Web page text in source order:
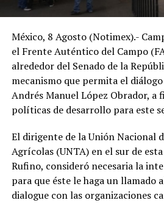
México, 8 Agosto (Notimex).-
el Frente Auténtico del Campo
alrededor del Senado de la
mecanismo que permita el
Andrés Manuel López Obrador, a
políticas de desarrollo para este
El dirigente de la Unión Nacional
Agrícolas (UNTA) en el sur de
Rufino, consideró necesaria la
para que éste le haga un llamado
dialogue con las organizaciones